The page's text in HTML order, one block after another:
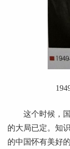
这个时候，
的大局已定。知
的中国怀有美好